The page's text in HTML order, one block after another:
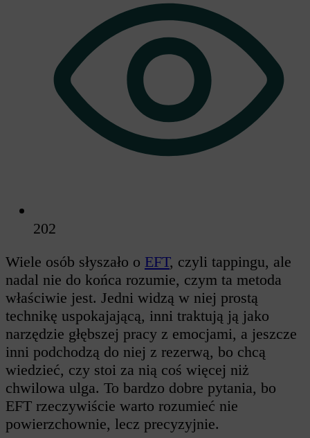
202
Wiele osób słyszało o EFT, czyli tappingu, ale
nadal nie do końca rozumie, czym ta metoda
właściwie jest. Jedni widzą w niej prostą
technikę uspokajającą, inni traktują ją jako
narzędzie głębszej pracy z emocjami, a jeszcze
inni podchodzą do niej z rezerwą, bo chcą
wiedzieć, czy stoi za nią coś więcej niż
chwilowa ulga. To bardzo dobre pytania, bo
EFT rzeczywiście warto rozumieć nie
powierzchownie, lecz precyzyjnie.